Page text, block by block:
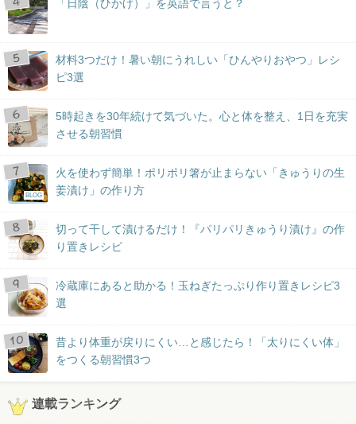
「日陰（ひかげ）」を英語で言うと？
材料3つだけ！暑い朝にうれしい「ひんやりおやつ」レシ
ピ3選
5時起きを30年続けて気づいた。心と体を整え、1日を充実
させる朝習慣
BLOG
火を使わず簡単！ポリポリ箸が止まらない「きゅうりの生
姜漬け」の作り方
切って干して漬けるだけ！『パリパリきゅうり漬け』の作
り置きレシピ
冷蔵庫にあると助かる！玉ねぎたっぷり作り置きレシピ3
選
昔より体重が戻りにくい…と感じたら！「太りにくい体」
をつくる朝習慣3つ
連載ランキング